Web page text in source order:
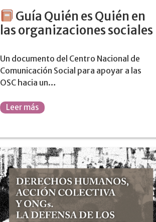
Guía Quién es Quién en
las organizaciones sociales
Un documento del Centro Nacional de
Comunicación Social para apoyar a las
OSC hacia un…
Leer más